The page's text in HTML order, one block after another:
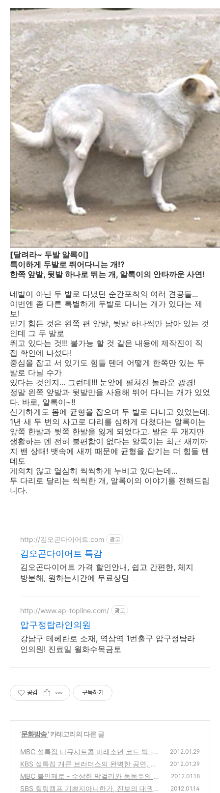
[달려라~ 두발 알록이]
특이하게 두발로 뛰어다니는 개!?
한쪽 앞발, 뒷발 하나로 뛰는 개, 알록이의 안타까운 사연!
네발이 아닌 두 발로 다녔던 순간포착의 여러 견공들...
이번엔 좀 다른 특별하게 두발로 다니는 개가 있다는 제
보!
믿기 힘든 것은 왼쪽 편 앞발, 뒷발 하나씩만 남아 있는 것
인데 그 두 발로
뛰고 있다는 것!!! 불가능 할 것 같은 내용에 제작진이 직
접 확인에 나섰다!
중심을 잡고 서 있기도 힘들 텐데 어떻게 한쪽만 있는 두
발로 다닐 수가
있다는 것인지... 그런데!!! 눈앞에 펼쳐진 놀라운 광경!
정말 왼쪽 앞발과 뒷발만을 사용해 뛰어 다니는 개가 있었
다. 바로, 알록이~!!
신기하게도 몸에 균형을 잡으며 두 발로 다니고 있었는데.
1년 새 두 번의 사고로 다리를 심하게 다쳤다는 알록이는
앞쪽 한발과 뒷쪽 한발을 잃게 되었다고. 발은 두 개지만
생활하는 덴 전혀 불편함이 없다는 알록이는 최근 새끼까
지 밴 상태! 뱃속에 새끼 때문에 균형을 잡기는 더 힘들 텐
데도
게의치 않고 열심히 씩씩하게 누비고 있다는데...
두 다리로 달리는 씩씩한 개, 알록이의 이야기를 전해드립
니다.
http://김오곤다이어트.com 광고
김오곤다이어트 특감
김오곤다이어트 가격 할인안내, 쉽고 간편한, 체지
방분해, 원하는시간에 무료상담
http://www.ap-topline.com/ 광고
압구정탑라인의원
강남구 테헤란로 소재, 역삼역 1번출구 압구정탑라
인의원! 진료일 월화수목금토
공감 구독하기
'문화방송' 카테고리의 다른 글
MBC 설특집 다큐시트콤 미래소년 코드 박 -
오피스 와이프, 인센티브 등 직장인의 애환을
그린 방송
(0)
2012.01.29
KBS 설특집 개콘 브러더스의 완벽한 공연, 개
그콘서트 뮤지컬 코너의 영주 평은면 주민 위
로공연
(0)
2012.01.29
MBC 불만제로 - 수상한 막걸리와 동동주의 구
별 차이점, 인터넷 강의(인강)의 비밀
(7)
2012.01.18
SBS 힐링캠프 기쁘지아니한가, 진보의 대권주
2012.01.14